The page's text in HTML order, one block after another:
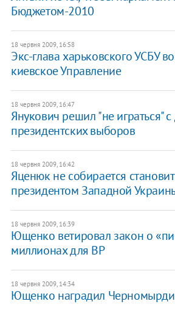
Бюджетом-2010
18 червня 2009, 16:58
Экс-глава харьковского УСБУ
киевское Управление
18 червня 2009, 16:47
Янукович решил "не играться" с
президентских выборов
18 червня 2009, 16:42
Яценюк не собирается
президентом Западной
18 червня 2009, 16:39
Ющенко ветировал закон о
миллионах для ВР
18 червня 2009, 14:34
Ющенко наградил